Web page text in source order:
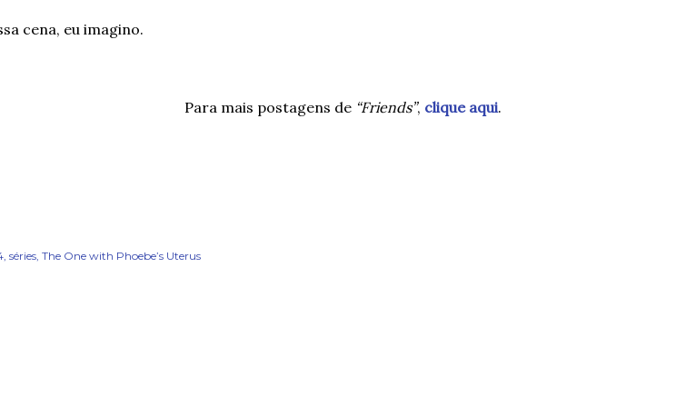
cena, eu imagino.
Para mais postagens de “Friends”, clique aqui.
séries The One with Phoebe’s Uterus